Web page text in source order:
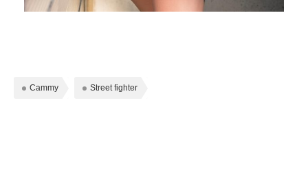
Cammy Street fighter